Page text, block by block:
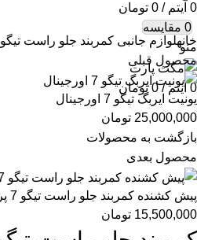
0 آیتم /
0 تومان
0 مقایسه
منو
0 آیتم /
0 تومان
برای بزرگنمایی کلیک کنید
خانهلوازم جانبی کمربند جلو راست تیگو 7 پرو (سرنشین) اورجینال
محصول قبلی
یونیت ایربگ تیگو 7 اورجینال
25,000,000 تومان
بازگشت به محصولات
محصول بعدی
پیش کشنده کمربند جلو راست تیگو 7 پرو
15,500,000 تومان